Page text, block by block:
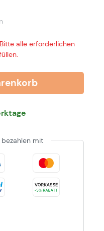
alle erforderlichen
mit